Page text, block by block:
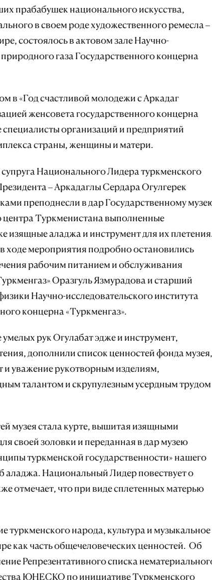
прабабушек национального искусства,
в своем роде художественного ремесла –
состоялось в актовом зале Научно-
газа Государственного концерна
в «Год счастливой молодежи с Аркадаг
женсовета государственного концерна
специалисты организаций и предприятий
страны, женщины и матери.
Национального Лидера туркменского
– Аркадаглы Сердара Огулгерек
преподнесли в дар Государственному
центра Туркменистана выполненные
изящные аладжа и инструмент для их
ходе мероприятия подробно остановились
рабочим питанием и обслуживания
Оразгуль Язмурадова и старший
Научно-исследовательского института
концерна «Туркменгаз».
рук Огулабат эдже и инструмент,
дополнили список ценностей фонда музея,
уважение рукотворным изделиям,
талантом и скрупулезным усердным трудом
музея стала курте, вышитая изящными
своей золовки и переданная в дар музею
туркменской государственности» нашего
аладжа. Национальный Лидер повествует о
отмечает, что при виде сплетенных матерью
туркменского народа, культура и музыкальное
как часть общечеловеческих ценностей. Об
Репрезентативного списка
ЮНЕСКО по инициативе Туркменского